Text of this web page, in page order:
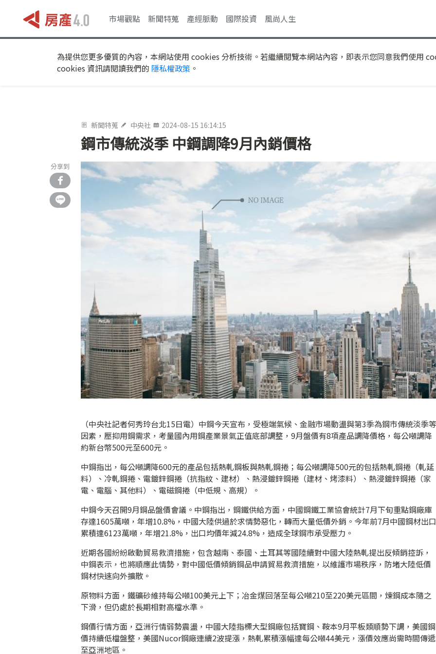
市場觀點 新聞特蒐 產經脈動 國際投資 風尚人生
為提供您更多優質的內容，本網站使用 cookies 分析技術。若繼續閱覽本網站內容，即表示您同意我們使用
cookies 資訊請閱讀我們的 隱私權政策 。
新聞特蒐 中央社 2024-08-15 16:14:15
鋼市傳統淡季 中鋼調降9月內銷價格
分享到
（中央社記者何秀玲台北15日電）中鋼今天宣布，受極端氣候、金融市場動盪與第3季為鋼市傳統淡季等
因素，壓抑用鋼需求，考量國內用鋼產業景氣正值底部調整，9月盤價有8項產品調降價格，每公噸調降
約新台幣500元至600元。
中鋼指出，每公噸調降600元的產品包括熱軋鋼板與熱軋鋼捲；每公噸調降500元的包括熱軋鋼捲（軋延
料）、冷軋鋼捲、電鍍鋅鋼捲（抗指紋、建材）、熱浸鍍鋅鋼捲（建材、烤漆料）、熱浸鍍鋅鋼捲（家
電、電腦、其他料）、電磁鋼捲（中低規、高規）。
中鋼今天召開9月鋼品盤價會議。中鋼指出，鋼鐵供給方面，中國鋼鐵工業協會統計7月下旬重點鋼廠庫
存達1605萬噸，年增10.8%，中國大陸供過於求情勢惡化，轉而大量低價外銷。今年前7月中國鋼材出口
累積達6123萬噸，年增21.8%，出口均價年減24.8%，造成全球鋼市承受壓力。
近期各國紛紛啟動貿易救濟措施，包含越南、泰國、土耳其等國陸續對中國大陸熱軋提出反傾銷控訴，
中鋼表示，也將順應此情勢，對中國低價傾銷鋼品申請貿易救濟措施，以維護市場秩序，防堵大陸低價
鋼材快速向外擴散。
原物料方面，鐵礦砂維持每公噸100美元上下；冶金煤回落至每公噸210至220美元區間，煉鋼成本隨之
下滑，但仍處於長期相對高檔水準。
鋼價行情方面，亞洲行情弱勢震盪，中國大陸指標大型鋼廠包括寶鋼、鞍本9月平板類順勢下調，美國鋼
價持續低檔盤整，美國Nucor鋼廠連續2波提漲，熱軋累積漲幅達每公噸44美元，漲價效應尚需時間傳遞
至亞洲地區。